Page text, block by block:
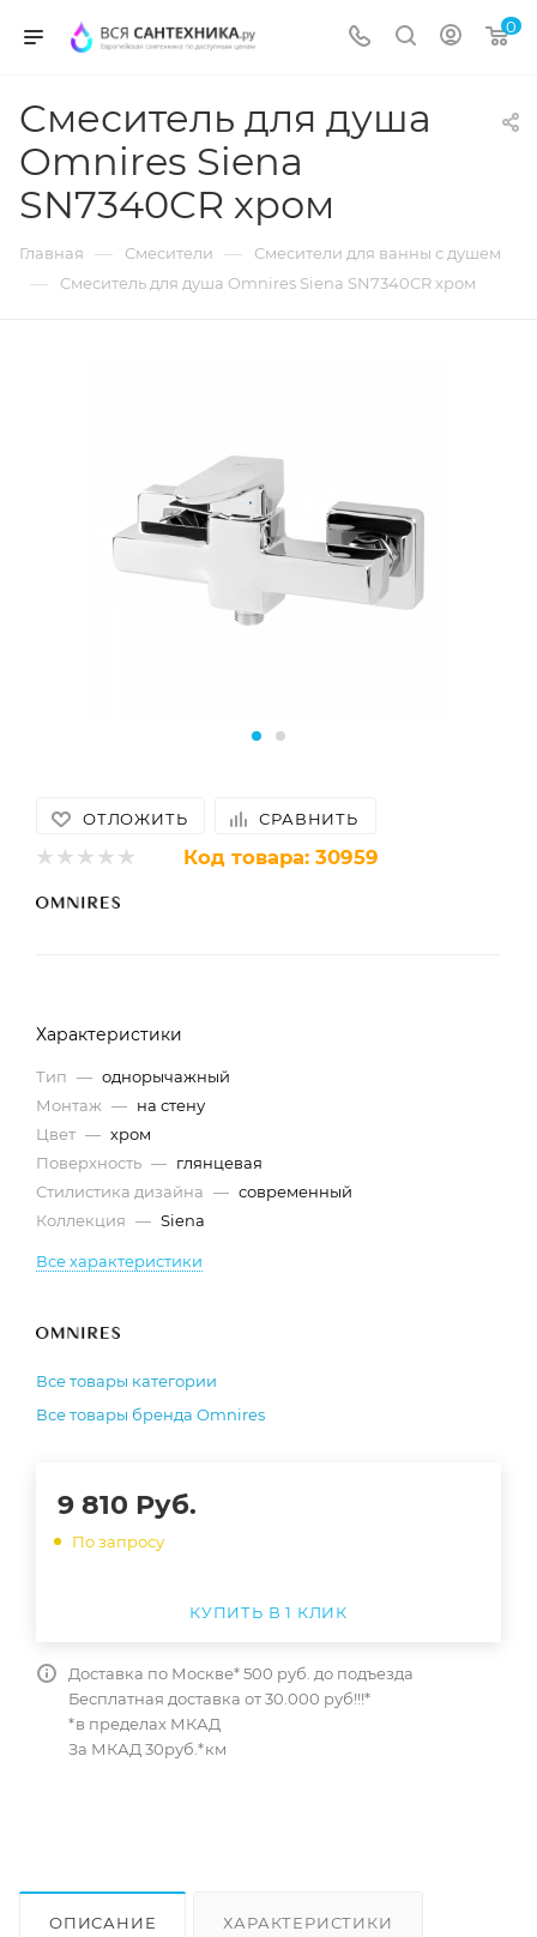
0
Cмеситель для душа
Omnires Siena
SN7340CR хром
Главная — Смесители — Смесители для ванны с душем
— Cмеситель для душа Omnires Siena SN7340CR хром
ОТЛОЖИТЬ СРАВНИТЬ
Код товара: 30959
Характеристики
Тип — однорычажный
Монтаж — на стену
Цвет — хром
Поверхность — глянцевая
Стилистика дизайна — современный
Коллекция — Siena
Все характеристики
Все товары категории
Все товары бренда Omnires
9 810 Руб.
По запросу
КУПИТЬ В 1 КЛИК
Доставка по Москве* 500 руб. до подъезда
Бесплатная доставка от 30.000 руб!!!*
*в пределах МКАД
За МКАД 30руб.*км
ОПИСАНИЕ ХАРАКТЕРИСТИКИ